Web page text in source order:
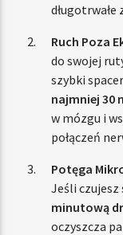
długotrwałe
Ruch Poza
do swojej
szybki
najmniej 30
w mózgu i
połączeń
Potęga
Jeśli
minutową
oczyszcza